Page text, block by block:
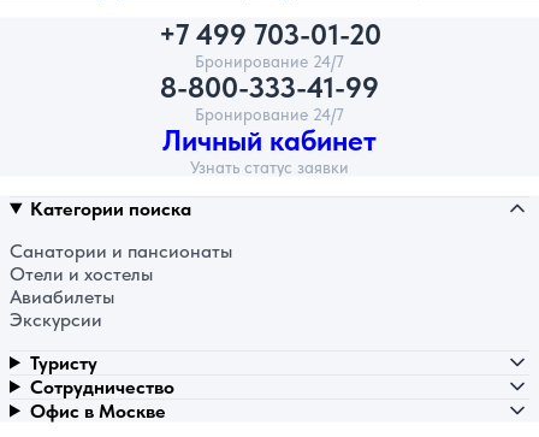
+7 499 703-01-20
Бронирование 24/7
8-800-333-41-99
Бронирование 24/7
Личный кабинет
Узнать статус заявки
Категории поиска
Санатории и пансионаты
Отели и хостелы
Авиабилеты
Экскурсии
Туристу
Сотрудничество
Офис в Москве